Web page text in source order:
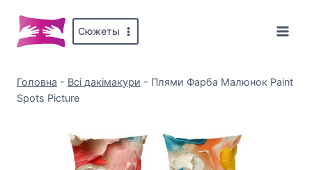
вмісту
Сюжеты
Головна - Всі дакімакури - Плями Фарба Малюнок Paint
Spots Picture